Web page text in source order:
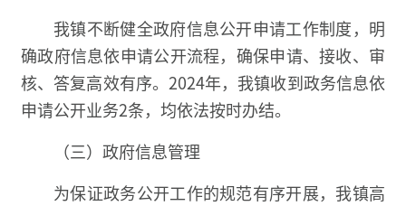
我镇不断健全政府信息公开申请工作制度，明
确政府信息依申请公开流程，确保申请、接收、审
核、答复高效有序。2024年，我镇收到政务信息依
申请公开业务2条，均依法按时办结。
（三）政府信息管理
为保证政务公开工作的规范有序开展，我镇高